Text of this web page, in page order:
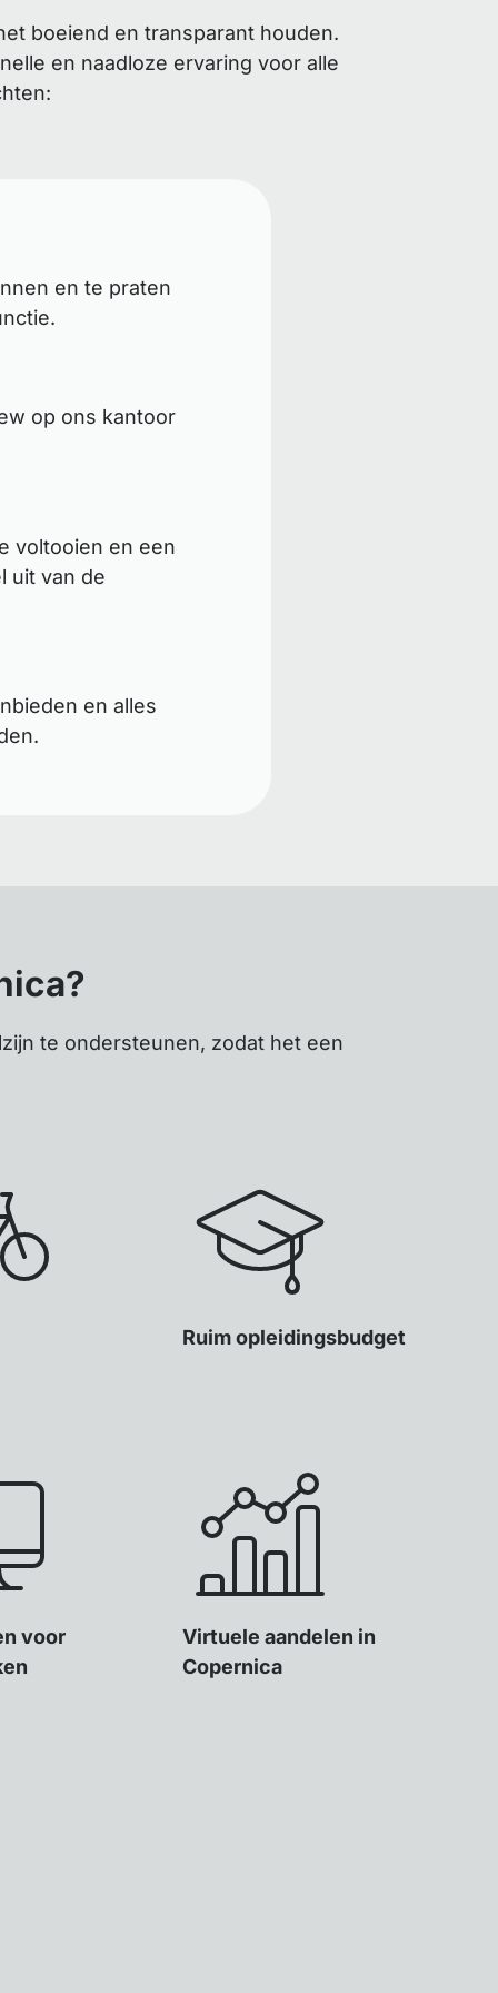
boeiend en transparant houden.
en naadloze ervaring voor alle
en te praten
op ons kantoor
voltooien en een
uit van de
en alles
te ondersteunen, zodat het een
Ruim opleidingsbudget
voor
Virtuele aandelen in
Copernica